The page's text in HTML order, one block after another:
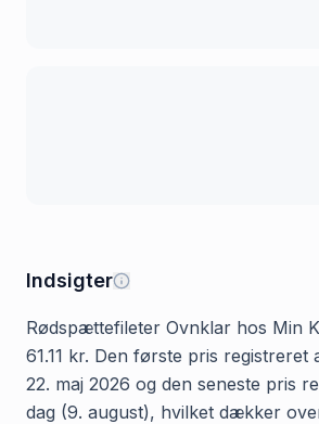
Indsigter
Rødspættefileter Ovnklar hos Min
61.11 kr. Den første pris registreret
22. maj 2026 og den seneste pris
dag (9. august), hvilket dækker